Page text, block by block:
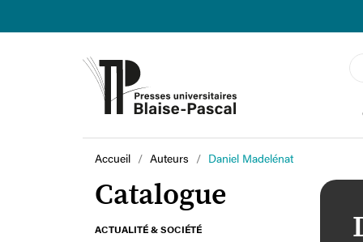
Accueil Auteurs Daniel Madelénat
Catalogue
ACTUALITÉ & SOCIÉTÉ